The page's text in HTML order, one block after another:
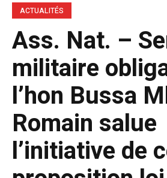
ACTUALITÉS
Ass. Nat. –
militaire
l’hon Bussa
Romain salue
l’initiative de